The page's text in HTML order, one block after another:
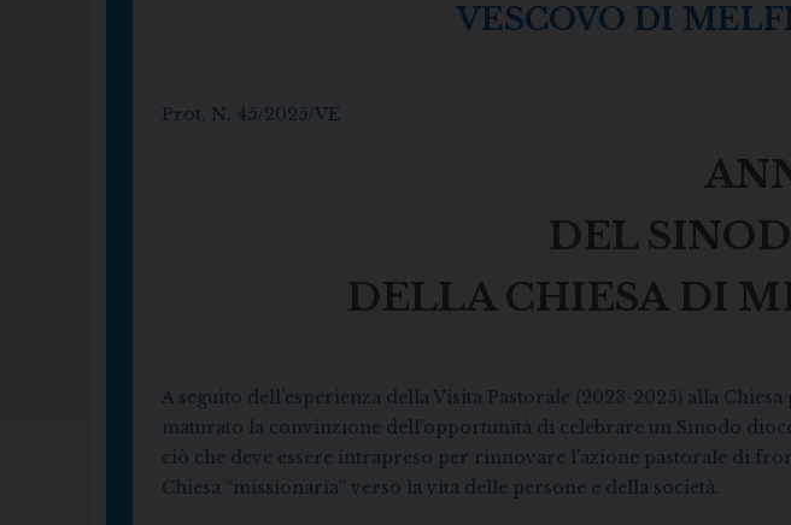
VESCOVO DI
Prot. N. 45/2025/VE
DEL
DELLA CHIESA DI
A seguito dell’esperienza della Visita Pastorale (2023-2025) alla
maturato la convinzione dell’opportunità di celebrare un Sinodo
ciò che deve essere intrapreso per rinnovare l’azione pastorale di
Chiesa “missionaria” verso la vita delle persone e della società.